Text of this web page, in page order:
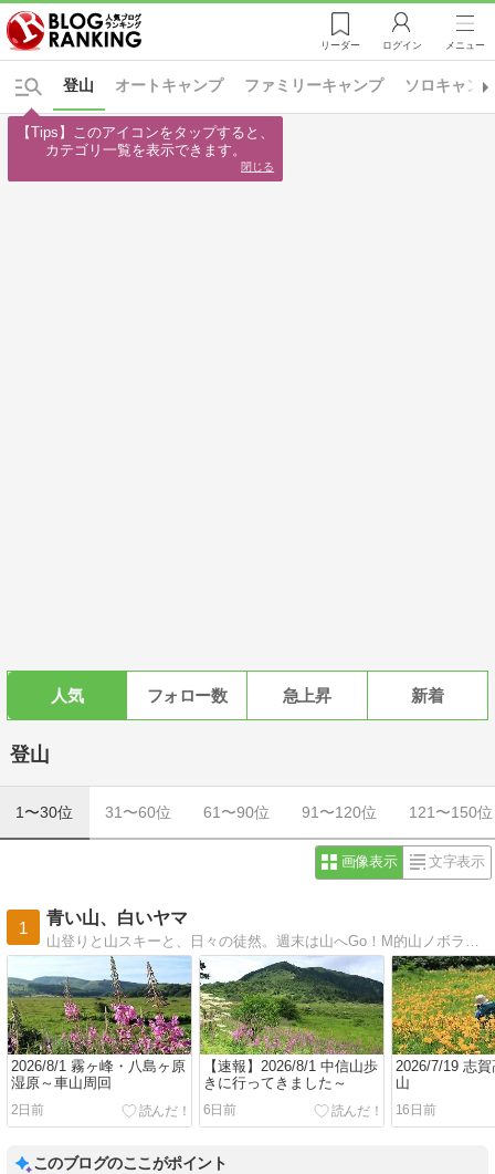
リーダー ログイン メニュー
オートキャンプ ファミリーキャンプ ソロキャン
登山
人気 フォロー数 急上昇 新着
登山
1〜30位 31〜60位 61〜90位 91〜120位 121〜150位
画像表示 文字表示
1
青い山、白いヤマ
2026/8/1 霧ヶ峰・八島ヶ原
湿原～車山周回
2日前
【速報】2026/8/1 中信山歩
きに行ってきました～
6日前
2026/7/19 志
山
16日前
このブログのここがポイント
【Tips】このアイコンをタップすると、
カテゴリ一覧を表示できます。
閉じる